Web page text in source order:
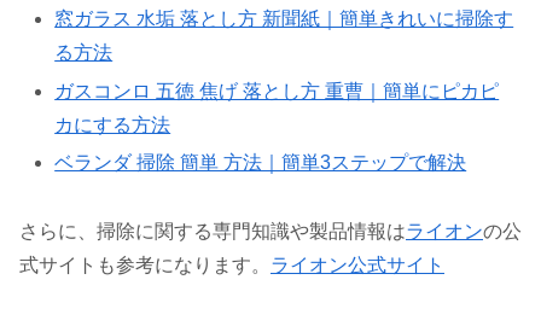
窓ガラス 水垢 落とし方 新聞紙｜簡単きれいに掃除す
る方法
ガスコンロ 五徳 焦げ 落とし方 重曹｜簡単にピカピ
カにする方法
ベランダ 掃除 簡単 方法｜簡単3ステップで解決
さらに、掃除に関する専門知識や製品情報はライオンの公
式サイトも参考になります。 ライオン公式サイト